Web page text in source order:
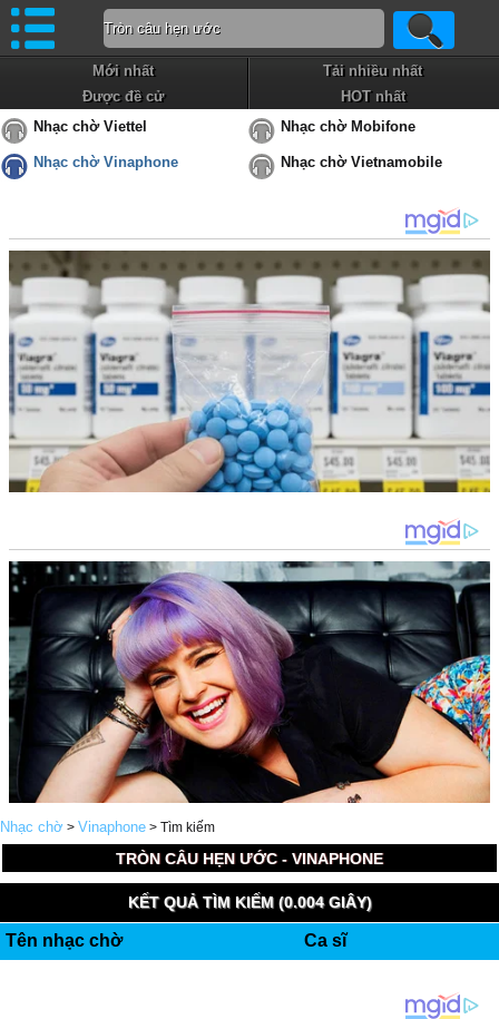
Mới nhất
Tải nhiều nhất
Được đề cử
HOT nhất
Nhạc chờ Viettel
Nhạc chờ Mobifone
Nhạc chờ Vinaphone Nhạc chờ Vietnamobile
Nhạc chờ > Vinaphone > Tìm kiếm
TRÒN CÂU HẸN ƯỚC - VINAPHONE
KẾT QUẢ TÌM KIẾM (0.004 GIÂY)
Tên nhạc chờ Ca sĩ